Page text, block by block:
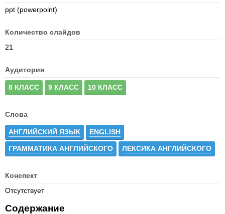
ppt (powerpoint)
Количество слайдов
21
Аудитория
8 КЛАСС 9 КЛАСС 10 КЛАСС
Слова
АНГЛИЙСКИЙ ЯЗЫК ENGLISH
ГРАММАТИКА АНГЛИЙСКОГО ЛЕКСИКА АНГЛИЙСКОГО
Конспект
Отсутствует
Содержание